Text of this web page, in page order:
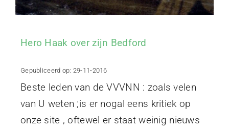
Hero Haak over zijn Bedford
Gepubliceerd op: 29-11-2016
Beste leden van de VVVNN : zoals velen
van U weten ;is er nogal eens kritiek op
onze site , oftewel er staat weinig nieuws